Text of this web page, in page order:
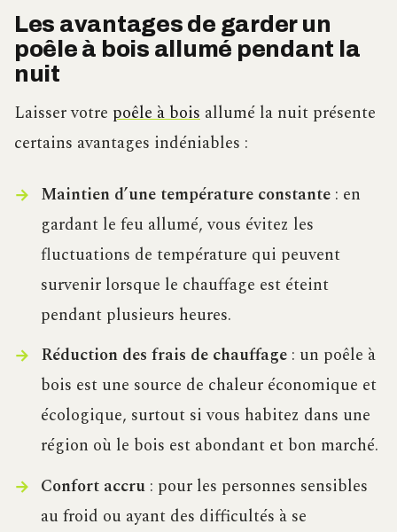
Les avantages de garder un
poêle à bois allumé pendant la
nuit
Laisser votre poêle à bois allumé la nuit présente
certains avantages indéniables :
Maintien d’une température constante: en
gardant le feu allumé, vous évitez les
fluctuations de température qui peuvent
survenir lorsque le chauffage est éteint
pendant plusieurs heures.
Réduction des frais de chauffage: un poêle à
bois est une source de chaleur économique et
écologique, surtout si vous habitez dans une
région où le bois est abondant et bon marché.
Confort accru: pour les personnes sensibles
au froid ou ayant des difficultés à se